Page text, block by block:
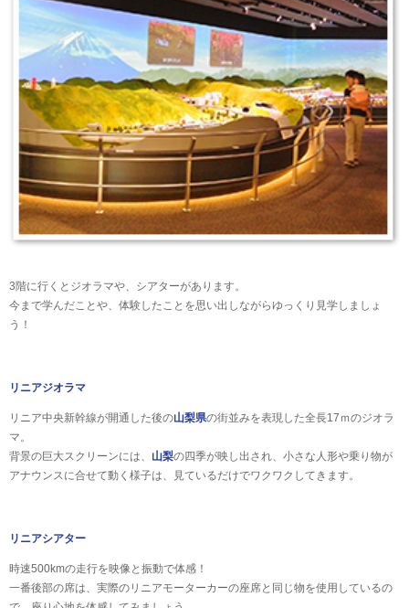
3階に行くとジオラマや、シアターがあります。
今まで学んだことや、体験したことを思い出しながらゆっくり見学しましょ
う！
リニアジオラマ
リニア中央新幹線が開通した後の山梨県の街並みを表現した全長17ｍのジオラ
マ。
背景の巨大スクリーンには、 山梨の四季が映し出され、小さな人形や乗り物が
アナウンスに合せて動く様子は、見ているだけでワクワクしてきます。
リニアシアター
時速500kmの走行を映像と振動で体感！
一番後部の席は、実際のリニアモーターカーの座席と同じ物を使用しているの